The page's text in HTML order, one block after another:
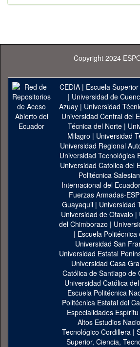
Copyright 2024
CEDIA| Escuela
| Universidad de
Azuay| Universidad
Universidad Central del
Técnica del Norte |
Milagro | Universidad
Universidad Regional
Universidad Tecnológica
Universidad Catolica del
Politécnica
Internacional del Ecuador
Fuerzas Armadas-
Guayaquil| Universidad
Universidad de Otavalo |
del Chimborazo |
| Escuela
Universidad San
Universidad Estatal
Universidad Casa
Católica de Santiago de
Universidad Católica
Escuela Politécnica
Politécnica Estatal del
Especialidades
Altos Estudios
Tecnológico Cordillera |
Superior, Ciencia,